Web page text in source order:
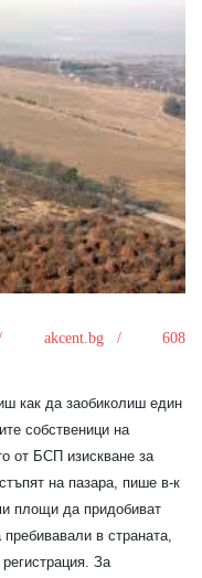
/ akcent.bg / 608
как да заобиколиш един
собственици на
от БСП изискване за
на пазара, пише в-к
площи да придобиват
в страната,
За